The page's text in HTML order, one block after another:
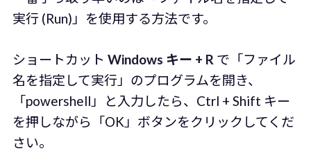
実行 (Run)」を使用する方法です。
ショートカット Windows キー + R で「ファイル
名を指定して実行」のプログラムを開き、
「powershell」と入力したら、Ctrl + Shift キー
を押しながら「OK」ボタンをクリックしてくだ
さい。